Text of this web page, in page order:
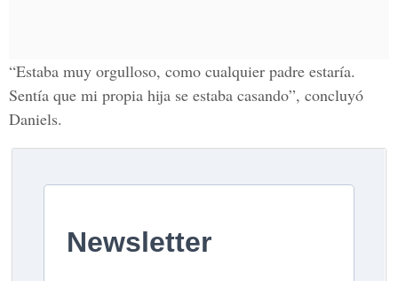
“Estaba muy orgulloso, como cualquier padre estaría.
Sentía que mi propia hija se estaba casando”, concluyó
Daniels.